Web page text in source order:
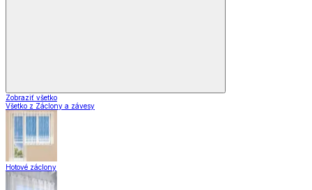
Zobraziť všetko
Všetko z Záclony a závesy
Hotové záclony